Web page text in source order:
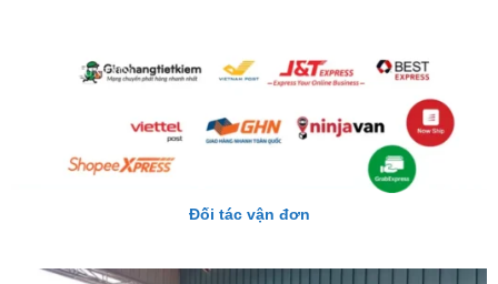
Đối tác vận đơn